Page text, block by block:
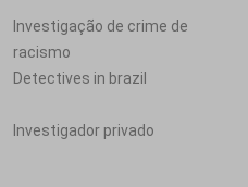
Investigação de crime de
racismo
Detectives in brazil
Investigador privado